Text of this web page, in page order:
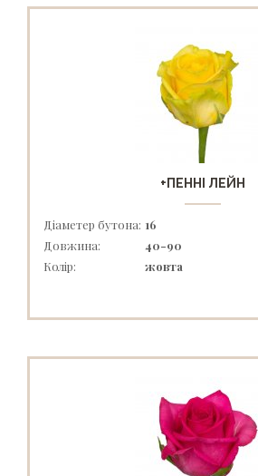
+ПЕННІ ЛЕЙН
Діаметер бутона: 16
Довжина:
40-90
Колір:
жовта